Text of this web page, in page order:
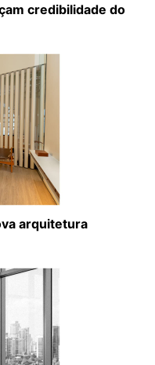
credibilidade do
arquitetura